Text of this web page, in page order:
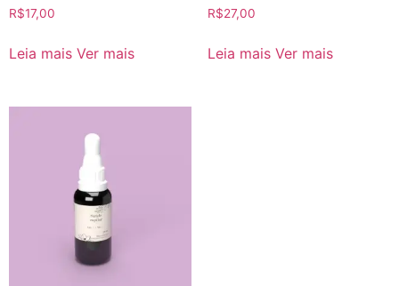
R$17,00
Leia mais Ver mais
R$27,00
Leia mais Ver mais